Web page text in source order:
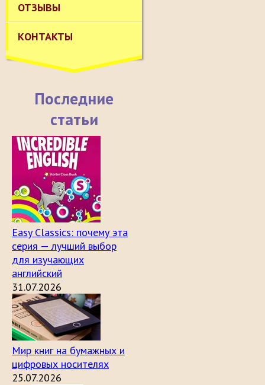
ОТЗЫВЫ
КОНТАКТЫ
Последние
статьи
Easy Classics: почему эта
серия — лучший выбор
для изучающих
английский
31.07.2026
Мир книг на бумажных и
цифровых носителях
25.07.2026